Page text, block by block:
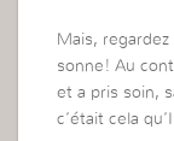
Mais,
sonne! Au
et a pris soin,
c’était cela